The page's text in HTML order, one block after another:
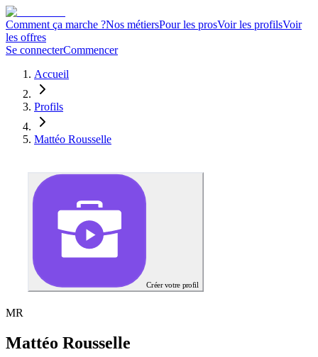
Comment ça marche ?Nos métiersPour les prosVoir les profilsVoir
les offres
Se connecterCommencer
Accueil
Profils
Mattéo Rousselle
Créer votre profil
MR
Mattéo Rousselle